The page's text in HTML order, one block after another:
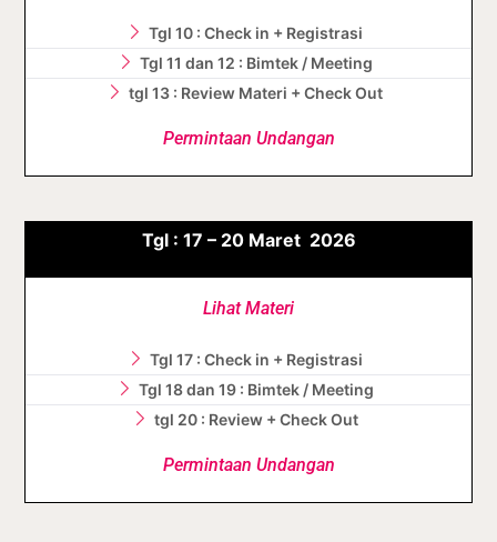
Tgl 10 : Check in + Registrasi
Tgl 11 dan 12 : Bimtek / Meeting
tgl 13 : Review Materi + Check Out
Permintaan Undangan
Tgl : 17 – 20 Maret 2026
Lihat Materi
Tgl 17 : Check in + Registrasi
Tgl 18 dan 19 : Bimtek / Meeting
tgl 20 : Review + Check Out
Permintaan Undangan